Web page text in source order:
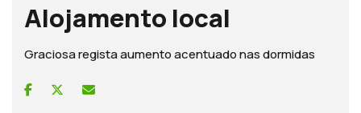
Alojamento local
Graciosa regista aumento acentuado nas dormidas